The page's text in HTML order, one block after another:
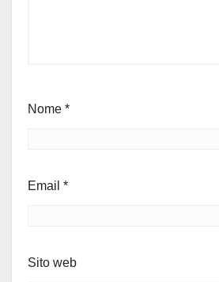
Nome *
Email *
Sito web